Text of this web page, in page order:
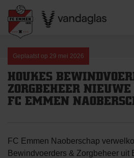
content
Geplaatst op 29 mei 2026
HOUKES
ZORGBEHEER
FC EMMEN
FC Emmen Naoberschap
Bewindvoerders & Zorgbeheer uit